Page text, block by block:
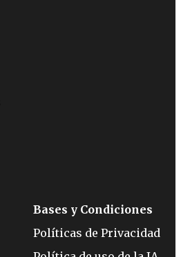
Bases y Condiciones
Políticas de Privacidad